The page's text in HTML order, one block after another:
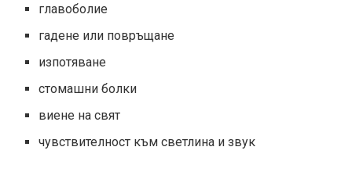
главоболие
гадене или повръщане
изпотяване
стомашни болки
виене на свят
чувствителност към светлина и звук